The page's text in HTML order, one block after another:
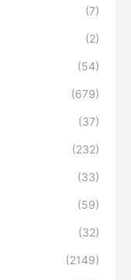
(7)
(2)
(54)
(679)
(37)
(232)
(33)
(59)
(32)
(2149)